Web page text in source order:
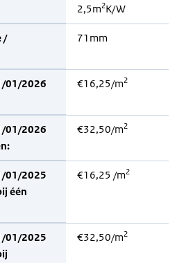
2,5m2K/W
/
71mm
01/2026
€16,25/m2
01/2026
€32,50/m2
01/2025
één
€16,25 /m2
01/2025
€32,50/m2